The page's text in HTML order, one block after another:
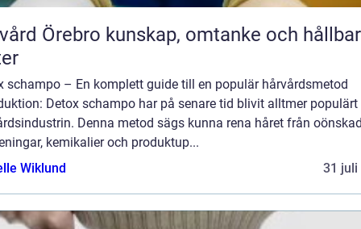
kunskap, omtanke och hållbara
schampo – En komplett guide till en populär hårvårdsmetod
Detox schampo har på senare tid blivit alltmer
Denna metod sägs kunna rena håret från
kemikalier och produktup...
Wiklund
31 juli